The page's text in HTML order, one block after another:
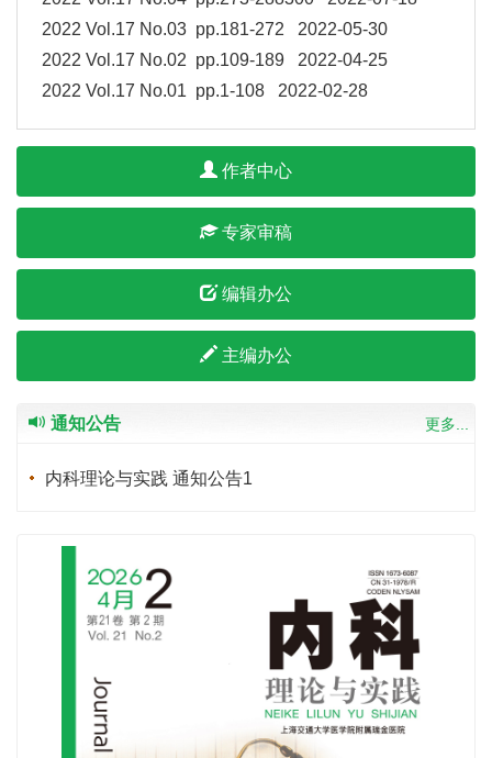
2022 Vol.17 No.03 pp.181-272 2022-05-30
2022 Vol.17 No.02 pp.109-189 2022-04-25
2022 Vol.17 No.01 pp.1-108 2022-02-28
作者中心
专家审稿
编辑办公
主编办公
通知公告 更多...
内科理论与实践 通知公告1